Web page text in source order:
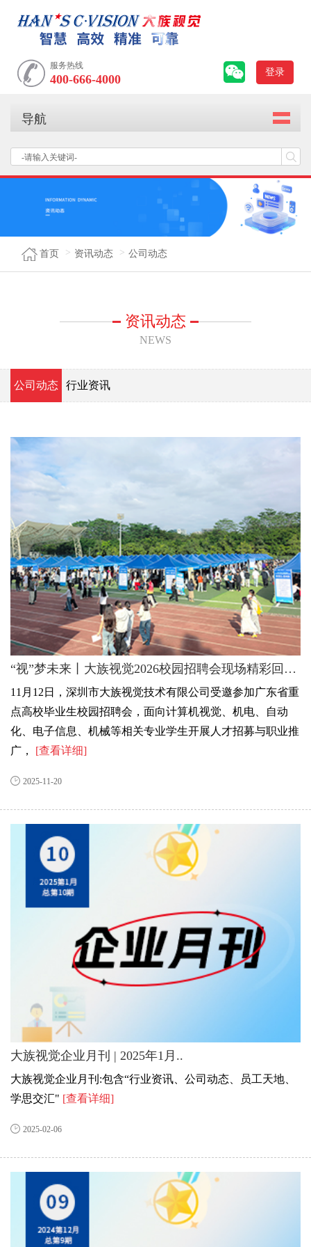
服务热线
400-666-4000
登录
导航
首页 资讯动态 公司动态
资讯动态
NEWS
公司动态 行业资讯
“视”梦未来丨大族视觉2026校园招聘会现场精彩回顾..
11月12日，深圳市大族视觉技术有限公司受邀参加广东省重
点高校毕业生校园招聘会，面向计算机视觉、机电、自动
化、电子信息、机械等相关专业学生开展人才招募与职业推
广， [查看详细]
2025-11-20
大族视觉企业月刊 | 2025年1月..
大族视觉企业月刊:包含“行业资讯、公司动态、员工天地、
学思交汇" [查看详细]
2025-02-06